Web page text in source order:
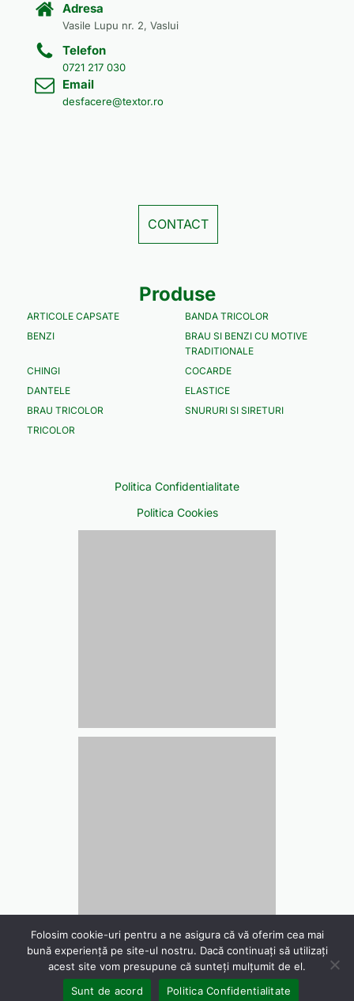
Adresa
Vasile Lupu nr. 2, Vaslui
Telefon
0721 217 030
Email
desfacere@textor.ro
CONTACT
Produse
ARTICOLE CAPSATE
BANDA TRICOLOR
BENZI
BRAU SI BENZI CU MOTIVE
TRADITIONALE
CHINGI
COCARDE
DANTELE
ELASTICE
BRAU TRICOLOR
SNURURI SI SIRETURI
TRICOLOR
Politica Confidentialitate
Politica Cookies
WebDesign 4US Consulting
Folosim cookie-uri pentru a ne asigura că vă oferim cea mai
bună experiență pe site-ul nostru. Dacă continuați să utilizați
acest site vom presupune că sunteți mulțumit de el.
Sunt de acord
Politica Confidentialitate